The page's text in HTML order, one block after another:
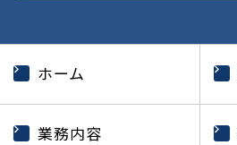
ホーム
業務内容